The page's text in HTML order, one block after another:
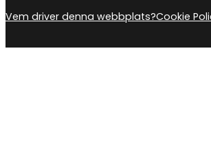
Vem driver denna webbplats?Cookie